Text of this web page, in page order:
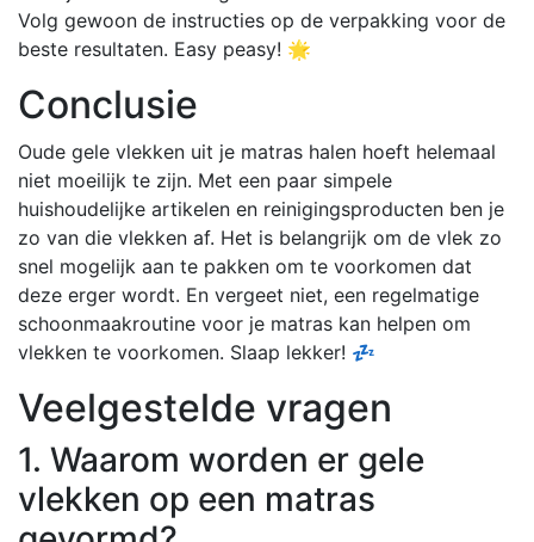
Volg gewoon de instructies op de verpakking voor de
beste resultaten. Easy peasy! 🌟
Conclusie
Oude gele vlekken uit je matras halen hoeft helemaal
niet moeilijk te zijn. Met een paar simpele
huishoudelijke artikelen en reinigingsproducten ben je
zo van die vlekken af. Het is belangrijk om de vlek zo
snel mogelijk aan te pakken om te voorkomen dat
deze erger wordt. En vergeet niet, een regelmatige
schoonmaakroutine voor je matras kan helpen om
vlekken te voorkomen. Slaap lekker! 💤
Veelgestelde vragen
1. Waarom worden er gele
vlekken op een matras